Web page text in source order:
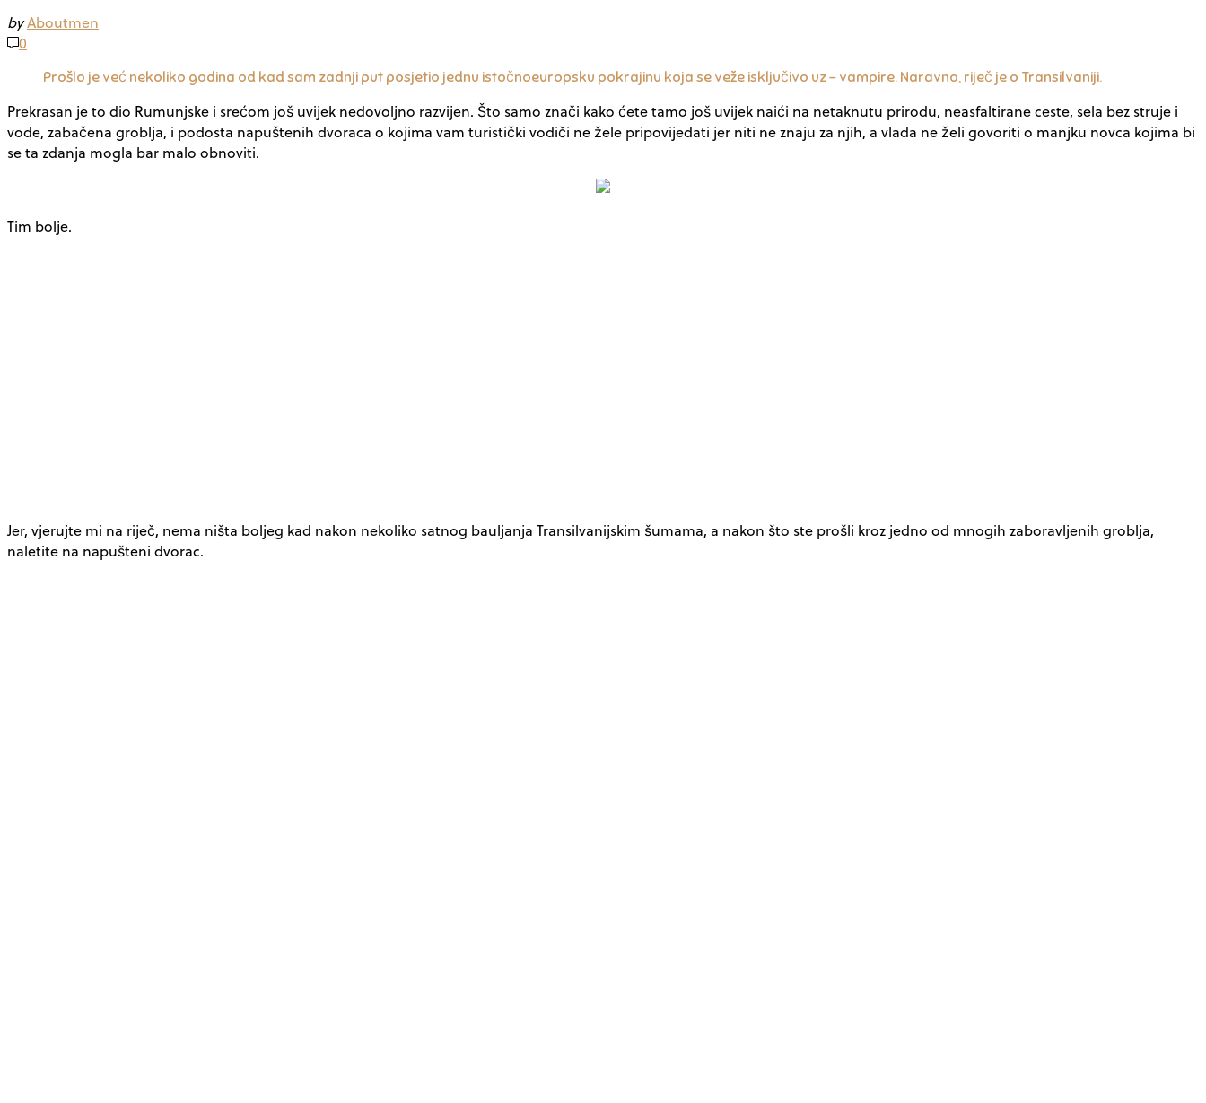
byAboutmen
0
Prošlo je već nekoliko godina od kad sam zadnji put posjetio jednu istočnoeuropsku pokrajinu koja se veže isključivo uz – vampire. Naravno, riječ je o Transilvaniji.
Prekrasan je to dio Rumunjske i srećom još uvijek nedovoljno razvijen. Što samo znači kako ćete tamo još uvijek naići na netaknutu prirodu, neasfaltirane ceste, sela bez struje i
vode, zabačena groblja, i podosta napuštenih dvoraca o kojima vam turistički vodiči ne žele pripovijedati jer niti ne znaju za njih, a vlada ne želi govoriti o manjku novca kojima bi
se ta zdanja mogla bar malo obnoviti.
Tim bolje.
Jer, vjerujte mi na riječ, nema ništa boljeg kad nakon nekoliko satnog bauljanja Transilvanijskim šumama, a nakon što ste prošli kroz jedno od mnogih zaboravljenih groblja,
naletite na napušteni dvorac.